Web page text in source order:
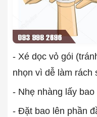
- Xé dọc vỏ gói
nhọn vì dễ làm rách
- Nhẹ nhàng lấy bao
- Đặt bao lên phần